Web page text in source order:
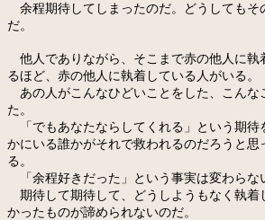
余程期待してしまったのだ。どうしてもそ
だ。
他人でありながら、そこまで赤の他人に執
るほど、赤の他人に執着している人がいる。
あの人がこんなひどいことをした、こんな
た。
「でもあなたならしてくれる」という期待
かにいる誰かがそれで救われるのだろうと思
る。
「余程好きだった」という事実は変わらな
期待して期待して、どうしようもなく執着
かったものが諦められないのだ。